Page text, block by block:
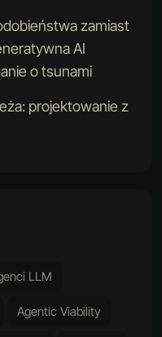
zamiast
AI
o tsunami
projektowanie z
LLM
Agentic Viability